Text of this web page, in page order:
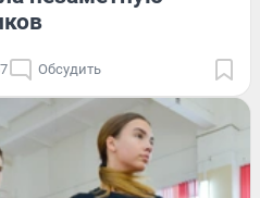
Обсудить